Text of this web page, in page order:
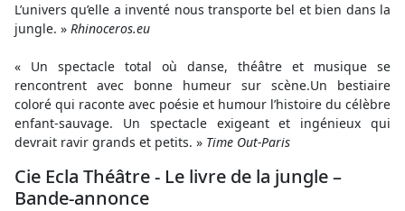
L’univers qu’elle a inventé nous transporte bel et bien dans la
jungle. » Rhinoceros.eu
« Un spectacle total où danse, théâtre et musique se
rencontrent avec bonne humeur sur scène.Un bestiaire
coloré qui raconte avec poésie et humour l’histoire du célèbre
enfant-sauvage. Un spectacle exigeant et ingénieux qui
devrait ravir grands et petits. » Time Out-Paris
Cie Ecla Théâtre - Le livre de la jungle –
Bande-annonce